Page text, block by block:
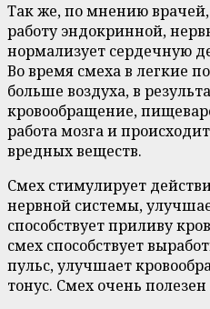
Так же, по мнению
работу эндокринной,
нормализует сердечную
Во время смеха в легкие
больше воздуха, в
кровообращение,
работа мозга и
вредных веществ.
Смех стимулирует
нервной системы,
способствует приливу
смех способствует
пульс, улучшает
тонус. Смех очень